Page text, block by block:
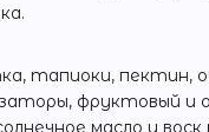
тапиоки, пектин,
фруктовый и
масло и воск